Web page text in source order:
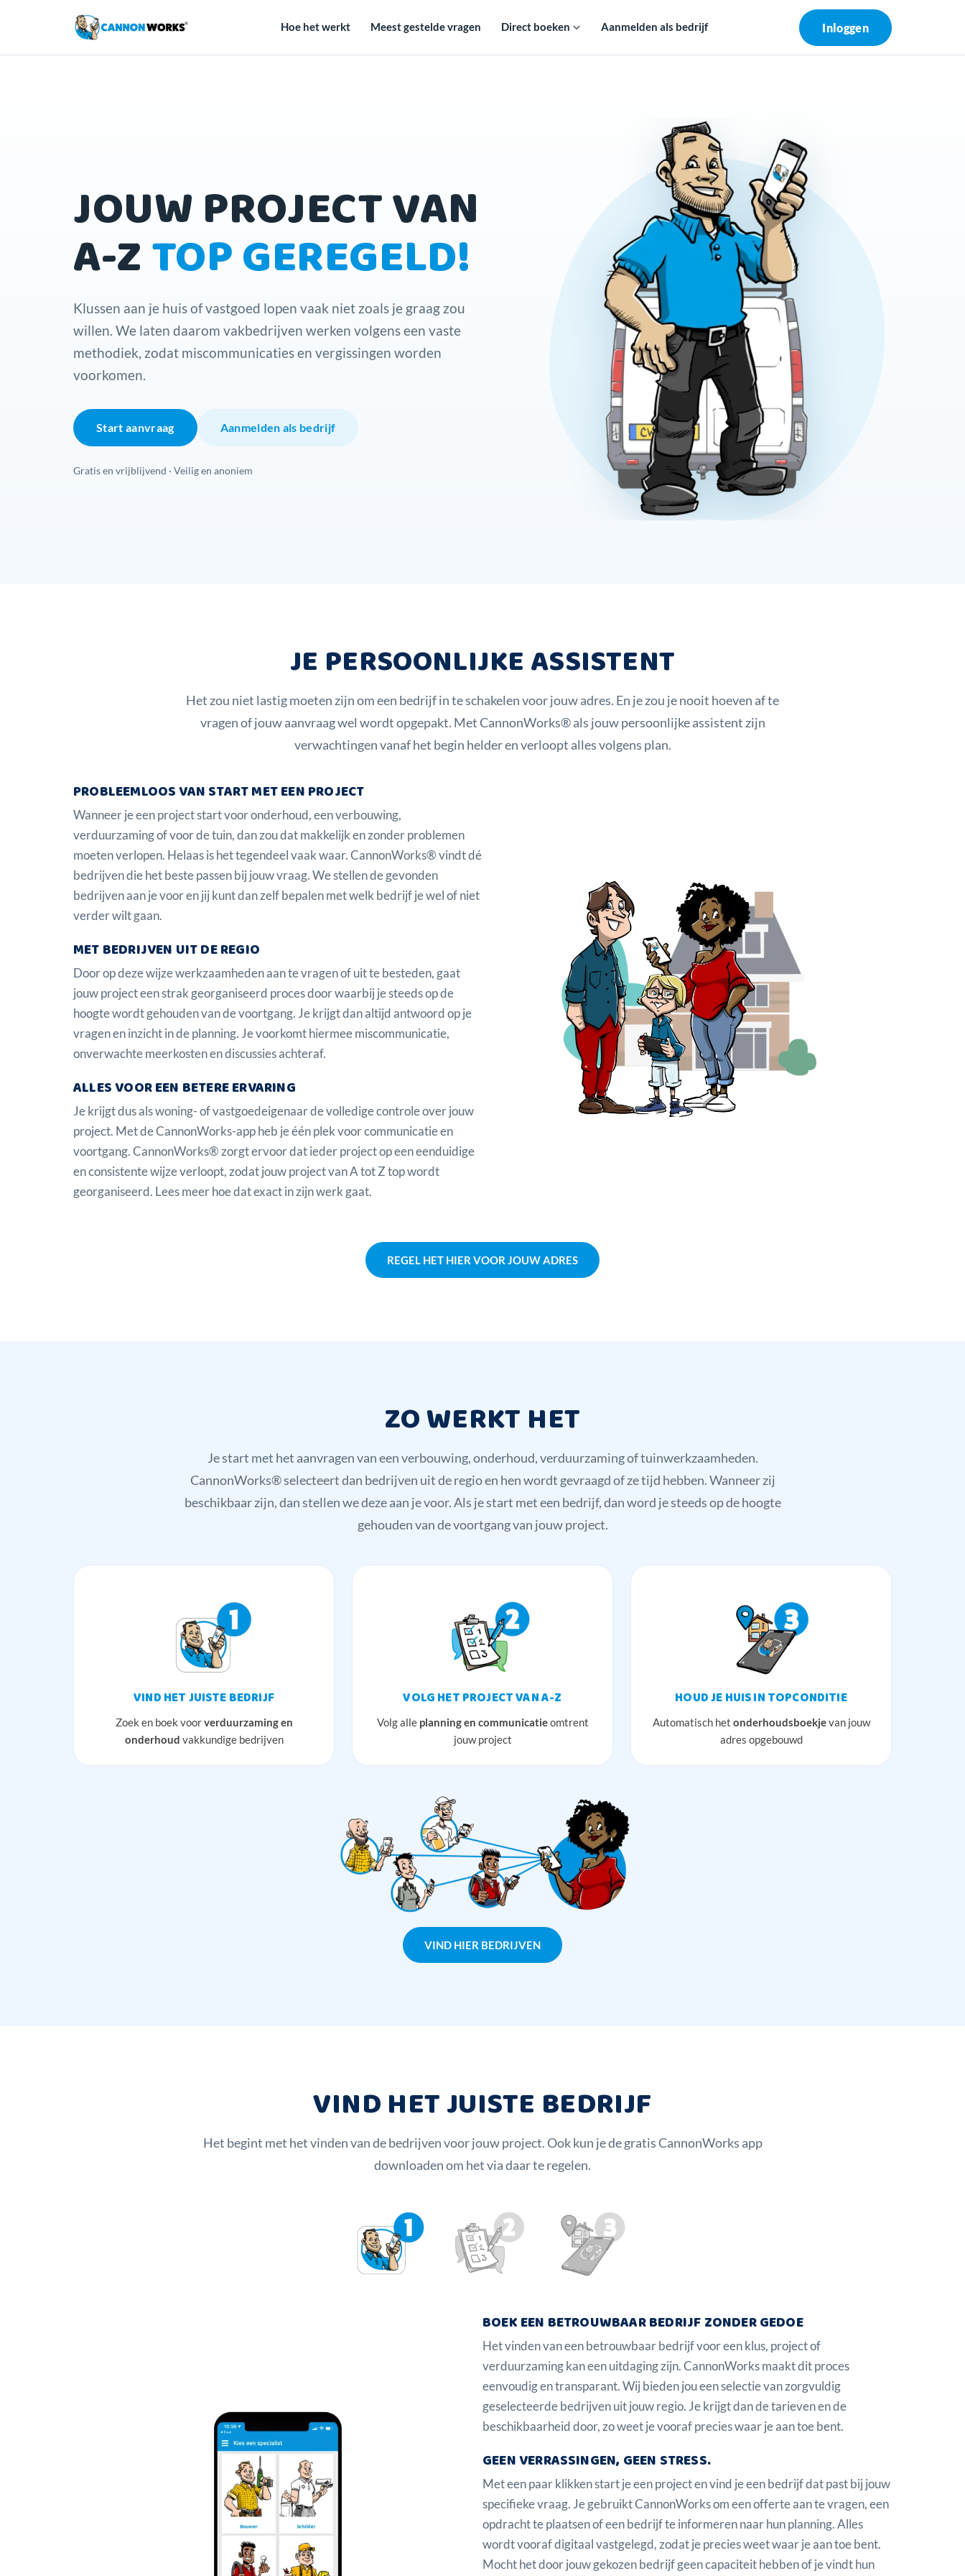
Hoe het werkt Meest gestelde vragen Direct boeken Aanmelden als bedrijf Inloggen
JOUW PROJECT VAN
A-ZTOP GEREGELD!
Klussen aan je huis of vastgoed lopen vaak niet zoals je graag zou
willen. We laten daarom vakbedrijven werken volgens een vaste
methodiek, zodat miscommunicaties en vergissingen worden
voorkomen.
Start aanvraag Aanmelden als bedrijf
Gratis en vrijblijvend · Veilig en anoniem
JE PERSOONLIJKE ASSISTENT
Het zou niet lastig moeten zijn om een bedrijf in te schakelen voor jouw adres. En je zou je nooit hoeven af te
vragen of jouw aanvraag wel wordt opgepakt. Met CannonWorks® als jouw persoonlijke assistent zijn
verwachtingen vanaf het begin helder en verloopt alles volgens plan.
PROBLEEMLOOS VAN START MET EEN PROJECT
Wanneer je een project start voor onderhoud, een verbouwing,
verduurzaming of voor de tuin, dan zou dat makkelijk en zonder problemen
moeten verlopen. Helaas is het tegendeel vaak waar. CannonWorks® vindt dé
bedrijven die het beste passen bij jouw vraag. We stellen de gevonden
bedrijven aan je voor en jij kunt dan zelf bepalen met welk bedrijf je wel of niet
verder wilt gaan.
MET BEDRIJVEN UIT DE REGIO
Door op deze wijze werkzaamheden aan te vragen of uit te besteden, gaat
jouw project een strak georganiseerd proces door waarbij je steeds op de
hoogte wordt gehouden van de voortgang. Je krijgt dan altijd antwoord op je
vragen en inzicht in de planning. Je voorkomt hiermee miscommunicatie,
onverwachte meerkosten en discussies achteraf.
ALLES VOOR EEN BETERE ERVARING
Je krijgt dus als woning- of vastgoedeigenaar de volledige controle over jouw
project. Met de CannonWorks-app heb je één plek voor communicatie en
voortgang. CannonWorks® zorgt ervoor dat ieder project op een eenduidige
en consistente wijze verloopt, zodat jouw project van A tot Z top wordt
georganiseerd. Lees meer hoe dat exact in zijn werk gaat.
REGEL HET HIER VOOR JOUW ADRES
ZO WERKT HET
Je start met het aanvragen van een verbouwing, onderhoud, verduurzaming of tuinwerkzaamheden.
CannonWorks® selecteert dan bedrijven uit de regio en hen wordt gevraagd of ze tijd hebben. Wanneer zij
beschikbaar zijn, dan stellen we deze aan je voor. Als je start met een bedrijf, dan word je steeds op de hoogte
gehouden van de voortgang van jouw project.
VIND HET JUISTE BEDRIJF
Zoek en boek voorverduurzaming en
onderhoud vakkundige bedrijven
VOLG HET PROJECT VAN A-Z
Volg alle planning en communicatieomtrent
jouw project
HOUD JE HUIS IN TOPCONDITIE
Automatisch het onderhoudsboekjevan jouw
adres opgebouwd
VIND HIER BEDRIJVEN
VIND HET JUISTE BEDRIJF
Het begint met het vinden van de bedrijven voor jouw project. Ook kun je de gratis CannonWorks app
downloaden om het via daar te regelen.
BOEK EEN BETROUWBAAR BEDRIJF ZONDER GEDOE
Het vinden van een betrouwbaar bedrijf voor een klus, project of
verduurzaming kan een uitdaging zijn. CannonWorks maakt dit proces
eenvoudig en transparant. Wij bieden jou een selectie van zorgvuldig
geselecteerde bedrijven uit jouw regio. Je krijgt dan de tarieven en de
beschikbaarheid door, zo weet je vooraf precies waar je aan toe bent.
GEEN VERRASSINGEN, GEEN STRESS.
Met een paar klikken start je een project en vind je een bedrijf dat past bij jouw
specifieke vraag. Je gebruikt CannonWorks om een offerte aan te vragen, een
opdracht te plaatsen of een bedrijf te informeren naar hun planning. Alles
wordt vooraf digitaal vastgelegd, zodat je precies weet waar je aan toe bent.
Mocht het door jouw gekozen bedrijf geen capaciteit hebben of je vindt hun